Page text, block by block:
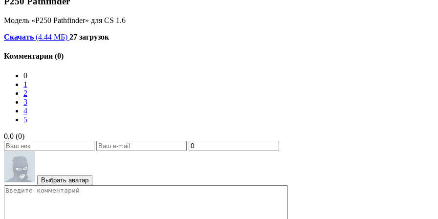
Модель «P250 Pathfinder» для CS 1.6
Скачать (4.44 МБ) 27 загрузок
Комментарии (0)
0
1
2
3
4
5
0.0 (0)
Выбрать аватар